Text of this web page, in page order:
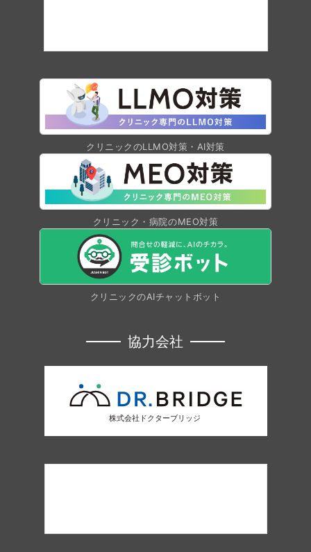
クリニックのLLMO対策・AI対策
クリニック・病院のMEO対策
クリニックのAIチャットボット
協力会社